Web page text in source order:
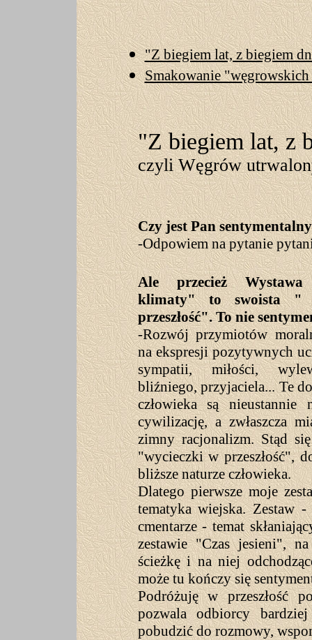
"Z biegiem lat, z biegiem
Smakowanie
"Z biegiem lat, z
czyli Węgrów
Czy jest Pan
-Odpowiem na pytanie
Ale przecież Wystawa
klimaty" to swoista "
przeszłość". To nie
-Rozwój przymiotów
na ekspresji pozytywnych
sympatii, miłości,
bliźniego, przyjaciela... Te
człowieka są nieustannie
cywilizację, a zwłaszcza
zimny racjonalizm. Stąd
"wycieczki w przeszłość",
bliższe naturze człowieka.
Dlatego pierwsze moje
tematyka wiejska. Zestaw
cmentarze - temat
zestawie "Czas jesieni",
ścieżkę i na niej
może tu kończy się
Podróżuję w przeszłość
pozwala odbiorcy
pobudzić do rozmowy,